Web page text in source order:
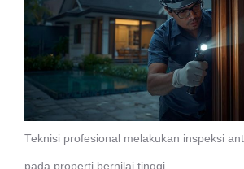
Teknisi profesional melakukan inspeksi
pada properti bernilai tinggi